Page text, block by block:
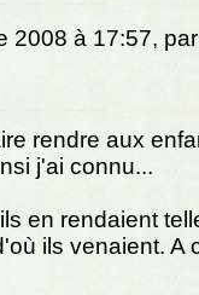
2008 à 17:57,
rendre aux
j'ai connu...
en rendaient
ils venaient. A